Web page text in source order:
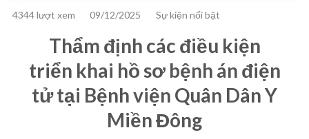
4344 lượt xem 09/12/2025 Sự kiện nổi bật
Thẩm định các điều kiện
triển khai hồ sơ bệnh án điện
tử tại Bệnh viện Quân Dân Y
Miền Đông